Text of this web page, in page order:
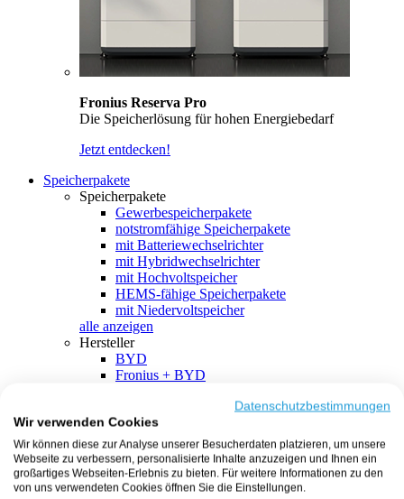
Fronius Reserva Pro
Die Speicherlösung für hohen Energiebedarf
Jetzt entdecken!
Speicherpakete
Speicherpakete
Gewerbespeicherpakete
notstromfähige Speicherpakete
mit Batteriewechselrichter
mit Hybridwechselrichter
mit Hochvoltspeicher
HEMS-fähige Speicherpakete
mit Niedervoltspeicher
alle anzeigen
Hersteller
BYD
Fronius + BYD
SMA + BYD
EcoFlow
EcoFlow + EcoFlow
FENECON
FENECON + FENECON
Datenschutzbestimmungen
Wir verwenden Cookies
Wir können diese zur Analyse unserer Besucherdaten platzieren, um unsere
Webseite zu verbessern, personalisierte Inhalte anzuzeigen und Ihnen ein
großartiges Webseiten-Erlebnis zu bieten. Für weitere Informationen zu den
von uns verwendeten Cookies öffnen Sie die Einstellungen.